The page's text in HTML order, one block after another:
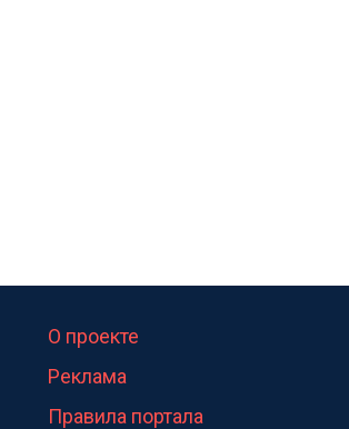
О проекте
Реклама
Правила портала